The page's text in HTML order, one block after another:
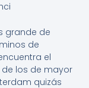
grande de
de
el
los de mayor
quizás